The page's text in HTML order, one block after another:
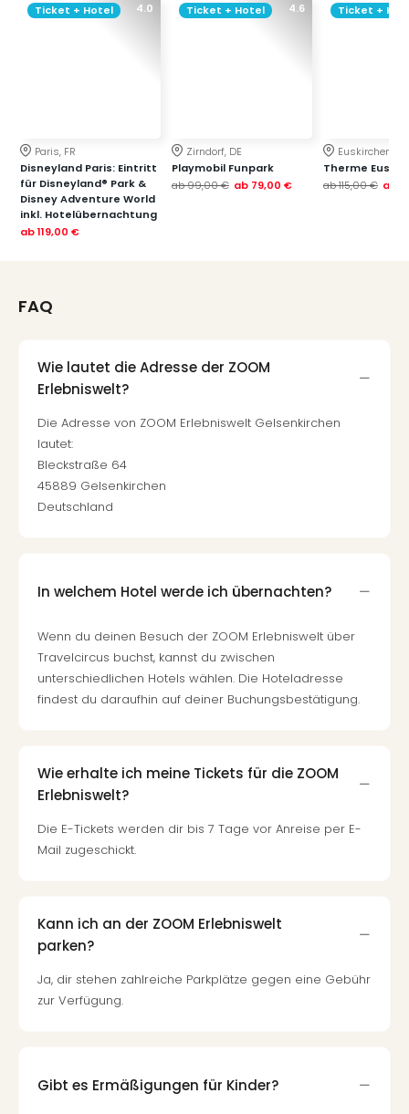
4.0
Ticket + Hotel
Paris, FR
Disneyland Paris: Eintritt
für Disneyland® Park &
Disney Adventure World
inkl. Hotelübernachtung
ab119,00 €
4.6
Ticket + Hotel
Zirndorf, DE
Playmobil Funpark
ab99,00 € ab 79,00 €
Ticket +
Euskirchen, DE
Therme
ab115,00 € ab
FAQ
Wie lautet die Adresse der ZOOM
Erlebniswelt?
Die Adresse von ZOOM Erlebniswelt Gelsenkirchen
lautet:
Bleckstraße 64
45889 Gelsenkirchen
Deutschland
In welchem Hotel werde ich übernachten?
Wenn du deinen Besuch der ZOOM Erlebniswelt über
Travelcircus buchst, kannst du zwischen
unterschiedlichen Hotels wählen. Die Hoteladresse
findest du daraufhin auf deiner Buchungsbestätigung.
Wie erhalte ich meine Tickets für die ZOOM
Erlebniswelt?
Die E-Tickets werden dir bis 7 Tage vor Anreise per E-
Mail zugeschickt.
Kann ich an der ZOOM Erlebniswelt
parken?
Ja, dir stehen zahlreiche Parkplätze gegen eine Gebühr
zur Verfügung.
Gibt es Ermäßigungen für Kinder?